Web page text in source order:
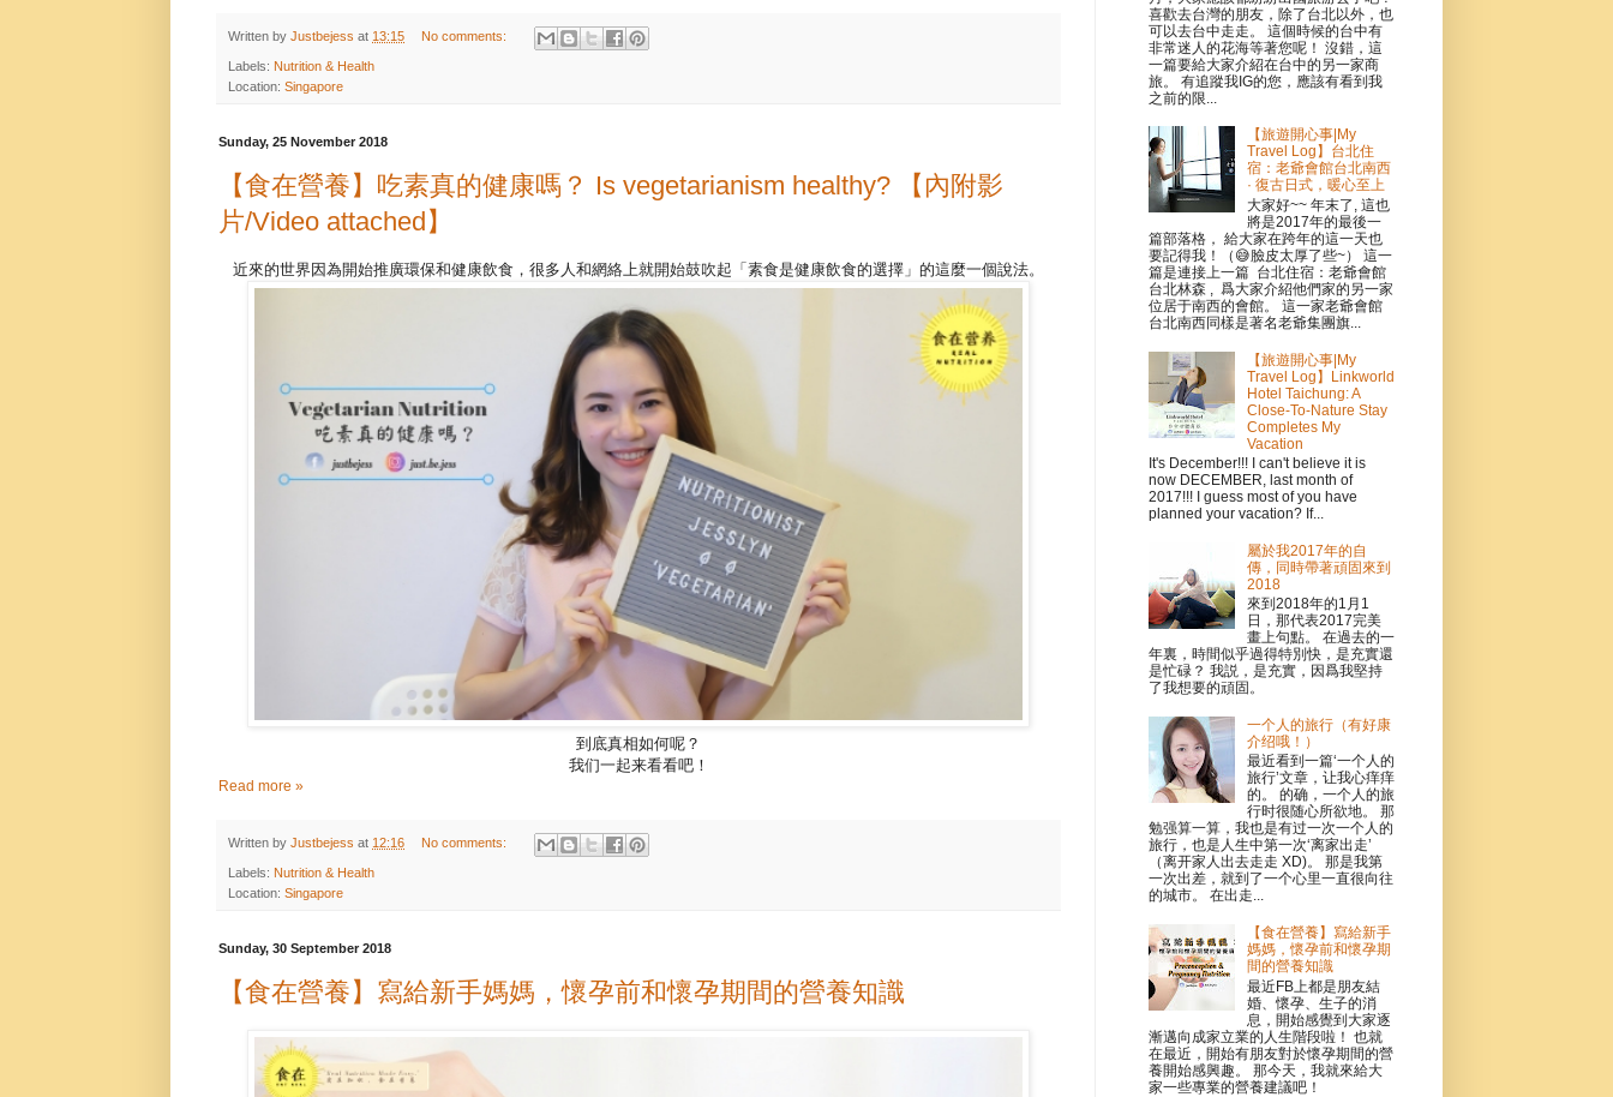
Written by Justbejess at 13:15 No comments:
Labels: Nutrition & Health
Location: Singapore
Sunday, 25 November 2018
【食在營養】吃素真的健康嗎？ Is vegetarianism healthy? 【內附影
片/Video attached】
近來的世界因為開始推廣環保和健康飲食，很多人和網絡上就開始鼓吹起「素食是健康飲食的選擇」的這麼一個說法。
到底真相如何呢？
我们一起来看看吧！
Read more »
Written by Justbejess at 12:16 No comments:
Labels: Nutrition & Health
Location: Singapore
Sunday, 30 September 2018
【食在營養】寫給新手媽媽，懷孕前和懷孕期間的營養知識
喜歡去台灣的朋友，除了台北以外，也
可以去台中走走。 這個時候的台中有
非常迷人的花海等著您呢！ 沒錯，這
一篇要給大家介紹在台中的另一家商
旅。 有追蹤我IG的您，應該有看到我
之前的限...
【旅遊開心事|My
Travel Log】台北住
宿：老爺會館台北南西
· 復古日式，暖心至上
大家好~~ 年末了, 這也
將是2017年的最後一
篇部落格， 給大家在跨年的這一天也
要記得我！（😅臉皮太厚了些~） 這一
篇是連接上一篇 台北住宿：老爺會館
台北林森 , 爲大家介紹他們家的另一家
位居于南西的會館。 這一家老爺會館
台北南西同樣是著名老爺集團旗...
【旅遊開心事|My
Travel Log】Linkworld
Hotel Taichung: A
Close-To-Nature Stay
Completes My
Vacation
It's December!!! I can't believe it is
now DECEMBER, last month of
2017!!! I guess most of you have
planned your vacation? If...
屬於我2017年的自
傳，同時帶著頑固來到
2018
來到2018年的1月1
日，那代表2017完美
畫上句點。 在過去的一
年裏，時間似乎過得特別快，是充實還
是忙碌？ 我説，是充實，因爲我堅持
了我想要的頑固。
一个人的旅行（有好康
介绍哦！）
最近看到一篇‘一个人的
旅行’文章，让我心痒痒
的。 的确，一个人的旅
行时很随心所欲地。 那
勉强算一算，我也是有过一次一个人的
旅行，也是人生中第一次‘离家出走’
（离开家人出去走走 XD)。 那是我第
一次出差，就到了一个心里一直很向往
的城市。 在出走...
【食在營養】寫給新手
媽媽，懷孕前和懷孕期
間的營養知識
最近FB上都是朋友結
婚、懷孕、生子的消
息，開始感覺到大家逐
漸邁向成家立業的人生階段啦！ 也就
在最近，開始有朋友對於懷孕期間的營
養開始感興趣。 那今天，我就來給大
家一些專業的營養建議吧！